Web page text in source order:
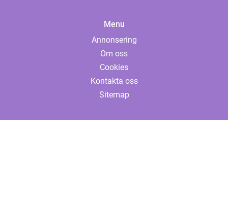
Menu
Annonsering
Om oss
Cookies
Kontakta oss
Sitemap